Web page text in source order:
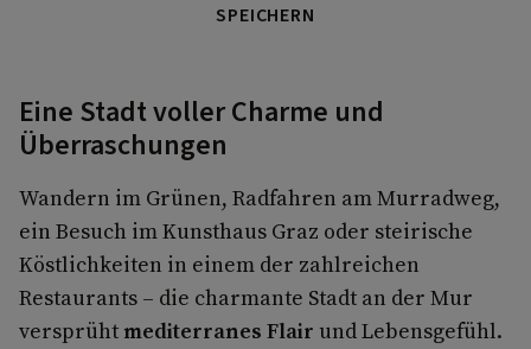
SPEICHERN
Eine Stadt voller Charme und
Überraschungen
Wandern im Grünen, Radfahren am Murradweg,
ein Besuch im Kunsthaus Graz oder steirische
Köstlichkeiten in einem der zahlreichen
Restaurants – die charmante Stadt an der Mur
versprüht mediterranes Flair und Lebensgefühl.